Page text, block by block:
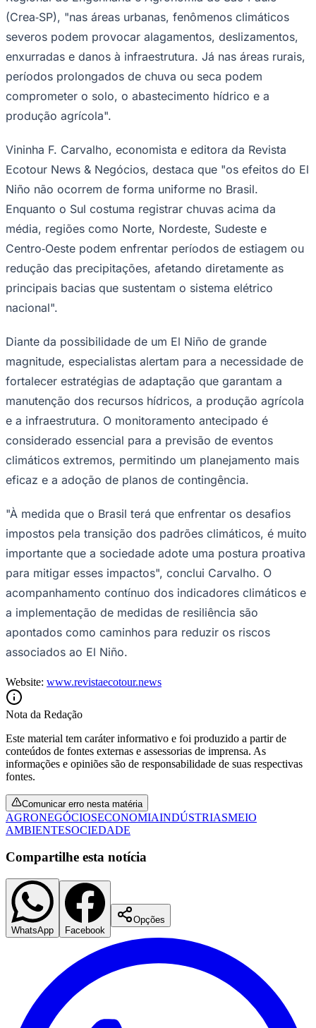
Palmeiras
São Paulo
(Crea‑SP), "nas áreas urbanas, fenômenos climáticos
severos podem provocar alagamentos, deslizamentos,
enxurradas e danos à infraestrutura. Já nas áreas rurais,
períodos prolongados de chuva ou seca podem
comprometer o solo, o abastecimento hídrico e a
produção agrícola".
Vininha F. Carvalho, economista e editora da Revista
Ecotour News & Negócios, destaca que "os efeitos do El
Niño não ocorrem de forma uniforme no Brasil.
Enquanto o Sul costuma registrar chuvas acima da
média, regiões como Norte, Nordeste, Sudeste e
Centro‑Oeste podem enfrentar períodos de estiagem ou
redução das precipitações, afetando diretamente as
principais bacias que sustentam o sistema elétrico
nacional".
Diante da possibilidade de um El Niño de grande
magnitude, especialistas alertam para a necessidade de
fortalecer estratégias de adaptação que garantam a
manutenção dos recursos hídricos, a produção agrícola
e a infraestrutura. O monitoramento antecipado é
considerado essencial para a previsão de eventos
climáticos extremos, permitindo um planejamento mais
eficaz e a adoção de planos de contingência.
"À medida que o Brasil terá que enfrentar os desafios
impostos pela transição dos padrões climáticos, é muito
importante que a sociedade adote uma postura proativa
para mitigar esses impactos", conclui Carvalho. O
acompanhamento contínuo dos indicadores climáticos e
a implementação de medidas de resiliência são
apontados como caminhos para reduzir os riscos
associados ao El Niño.
Website: www.revistaecotour.news
Nota da Redação
Este material tem caráter informativo e foi produzido a partir de
conteúdos de fontes externas e assessorias de imprensa. As
informações e opiniões são de responsabilidade de suas respectivas
fontes.
Comunicar erro nesta matéria
AGRONEGÓCIOSECONOMIAINDÚSTRIASMEIO
AMBIENTESOCIEDADE
Compartilhe esta notícia
WhatsApp Facebook
Opções